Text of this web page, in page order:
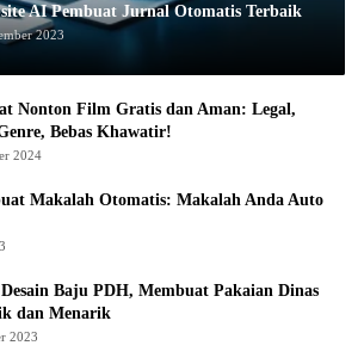
AI Pembuat Jurnal Otomatis Terbaik
2023
Nonton Film Gratis dan Aman: Legal,
Bebas Khawatir!
2024
Makalah Otomatis: Makalah Anda Auto
Baju PDH, Membuat Pakaian Dinas
dan Menarik
2023